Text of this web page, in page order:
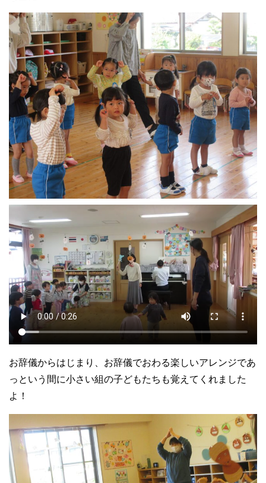
お辞儀からはじまり、お辞儀でおわる楽しいアレンジであ
っという間に小さい組の子どもたちも覚えてくれました
よ！